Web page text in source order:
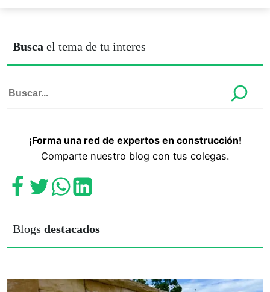
Busca el tema de tu interes
¡Forma una red de expertos en construcción!
Comparte nuestro blog con tus colegas.
Blogsdestacados